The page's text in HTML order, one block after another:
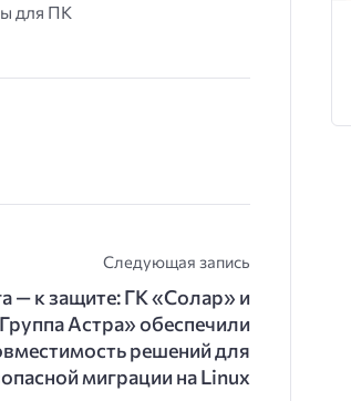
для ПК
Следующая запись
— к защите: ГК «Солар» и
Астра» обеспечили
решений для
миграции на Linux